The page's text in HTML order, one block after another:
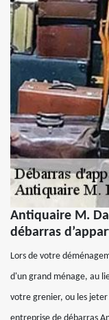
Antiquaire M.
débarras
Lors de votre
d'un grand ménage, au
votre grenier, ou les